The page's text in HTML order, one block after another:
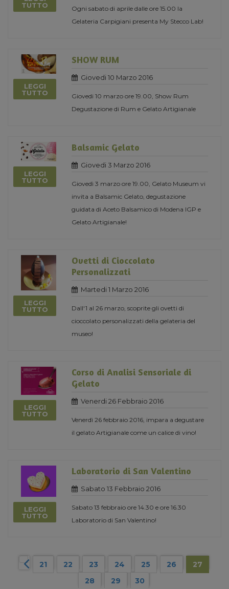
TUTTO
Ogni sabato di aprile dalle ore 15.00 la
Gelateria Carpigiani presenta My Stecco Lab!
LEGGI
TUTTO
SHOW RUM
Giovedi 10 Marzo 2016
Giovedi 10 marzo ore 19.00, Show Rum
Degustazione di Rum e Gelato Artigianale
LEGGI
TUTTO
Balsamic Gelato
Giovedi 3 Marzo 2016
Giovedì 3 marzo ore 19.00, Gelato Museum vi
invita a Balsamic Gelato, degustazione
guidata di Aceto Balsamico di Modena IGP e
Gelato Artigianale!
LEGGI
TUTTO
Ovetti di Cioccolato
Personalizzati
Martedi 1 Marzo 2016
Dall'1 al 26 marzo, scoprite gli ovetti di
cioccolato personalizzati della gelateria del
museo!
LEGGI
TUTTO
Corso di Analisi Sensoriale di
Gelato
Venerdi 26 Febbraio 2016
Venerdì 26 febbraio 2016, impara a degustare
il gelato Artigianale come un calice di vino!
LEGGI
TUTTO
Laboratorio di San Valentino
Sabato 13 Febbraio 2016
Sabato 13 febbraio ore 14.30 e ore 16.30
Laboratorio di San Valentino!
21 22 23 24 25 26
27
28
29 30